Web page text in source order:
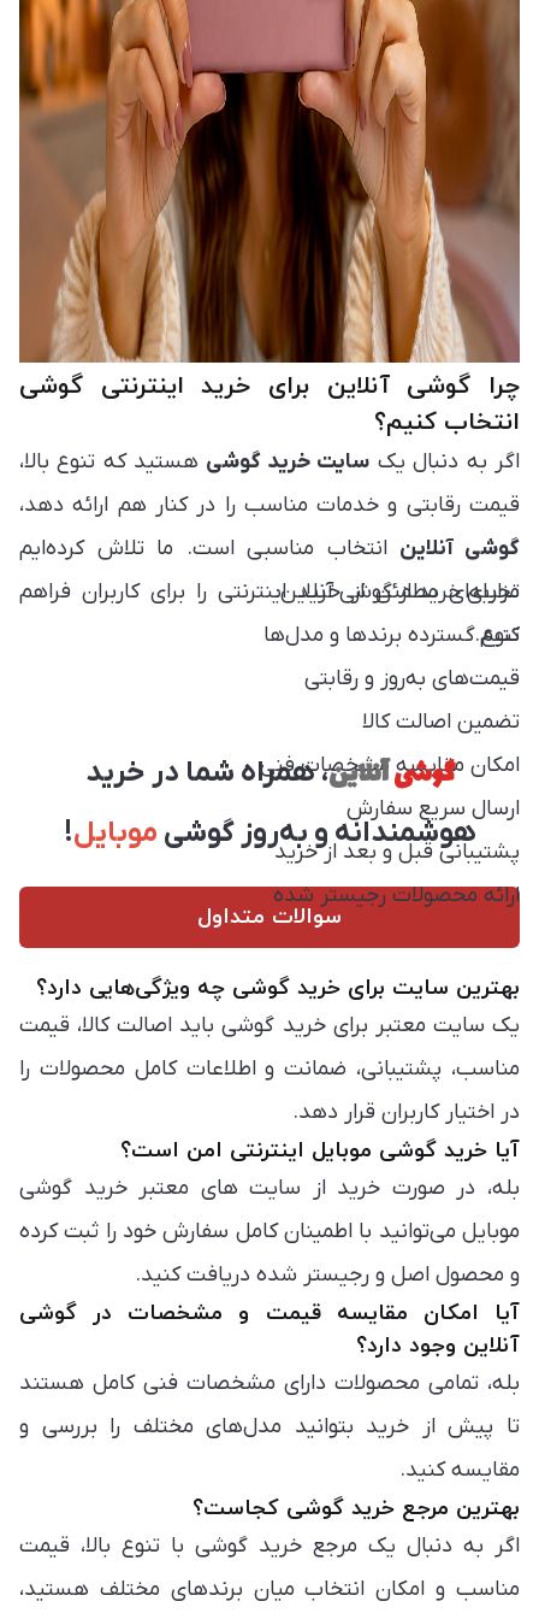
چرا گوشی آنلاین برای خرید اینترنتی گوشی
انتخاب کنیم؟
اگر به دنبال یک سایت خرید گوشی هستید که تنوع بالا،
قیمت رقابتی و خدمات مناسب را در کنار هم ارائه دهد،
گوشی آنلاین انتخاب مناسبی است. ما تلاش کرده‌ایم
تجربه‌ای مطمئن از خرید اینترنتی را برای کاربران فراهم
کنیم.
مزایای خرید از گوشی آنلاین:
تنوع گسترده برندها و مدل‌ها
قیمت‌های به‌روز و رقابتی
تضمین اصالت کالا
امکان مقایسه مشخصات فنی
ارسال سریع سفارش
پشتیبانی قبل و بعد از خرید
ارائه محصولات رجیستر شده
گوشیآنلاین، همراه شما در خرید
هوشمندانه و به‌روز گوشی موبایل!
سوالات متداول
بهترین سایت برای خرید گوشی چه ویژگی‌هایی دارد؟
یک سایت معتبر برای خرید گوشی باید اصالت کالا، قیمت
مناسب، پشتیبانی، ضمانت و اطلاعات کامل محصولات را
در اختیار کاربران قرار دهد.
آیا خرید گوشی موبایل اینترنتی امن است؟
بله، در صورت خرید از سایت های معتبر خرید گوشی
موبایل می‌توانید با اطمینان کامل سفارش خود را ثبت کرده
و محصول اصل و رجیستر شده دریافت کنید.
آیا امکان مقایسه قیمت و مشخصات در گوشی
آنلاین وجود دارد؟
بله، تمامی محصولات دارای مشخصات فنی کامل هستند
تا پیش از خرید بتوانید مدل‌های مختلف را بررسی و
مقایسه کنید.
بهترین مرجع خرید گوشی کجاست؟
اگر به دنبال یک مرجع خرید گوشی با تنوع بالا، قیمت
مناسب و امکان انتخاب میان برندهای مختلف هستید،